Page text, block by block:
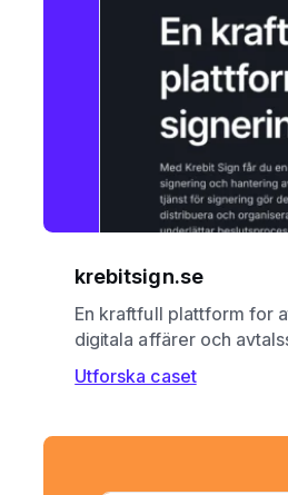
krebitsign.se
En kraftfull plattform for
digitala affärer och
Utforska caset